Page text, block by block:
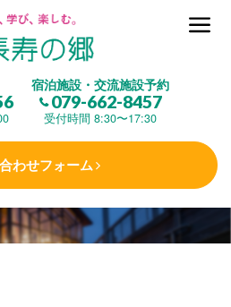
宿泊施設・交流施設予約
079-662-8457
受付時間 8:30〜17:30
わせフォーム